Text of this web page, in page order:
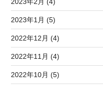
2023年1月 (5)
2022年12月 (4)
2022年11月 (4)
2022年10月 (5)